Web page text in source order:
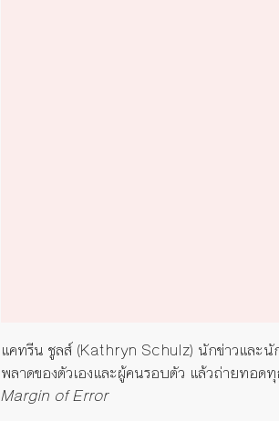
แคทรีน ชูลส์ (Kathryn Schulz) นักข่าวและนั
พลาดของตัวเองและผู้คนรอบตัว แล้วถ่ายทอ
Margin of Error